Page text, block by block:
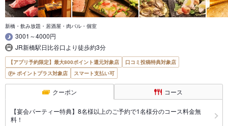
新橋・飲み放題・居酒屋・肉バル・個室
3001～4000円
JR新橋駅日比谷口より徒歩約3分
【アプリ予約限定】最大800ポイント還元対象店
口コミ投稿特典対象店
ポイントプラス対象店
スマート支払い可
クーポン コース
【宴会パーティー特典】8名様以上のご予約で1名様分のコース料金無
料！